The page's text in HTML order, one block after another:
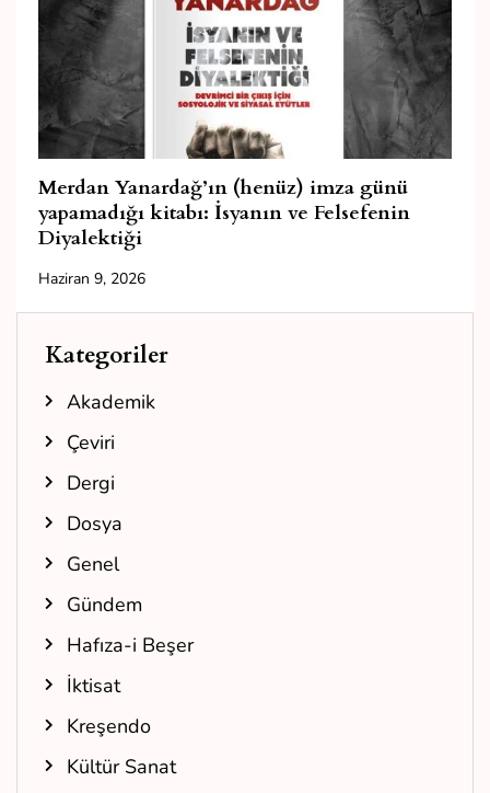
Merdan Yanardağ’ın (henüz) imza günü
yapamadığı kitabı: İsyanın ve Felsefenin
Diyalektiği
Haziran 9, 2026
Kategoriler
Akademik
Çeviri
Dergi
Dosya
Genel
Gündem
Hafıza-i Beşer
İktisat
Kreşendo
Kültür Sanat